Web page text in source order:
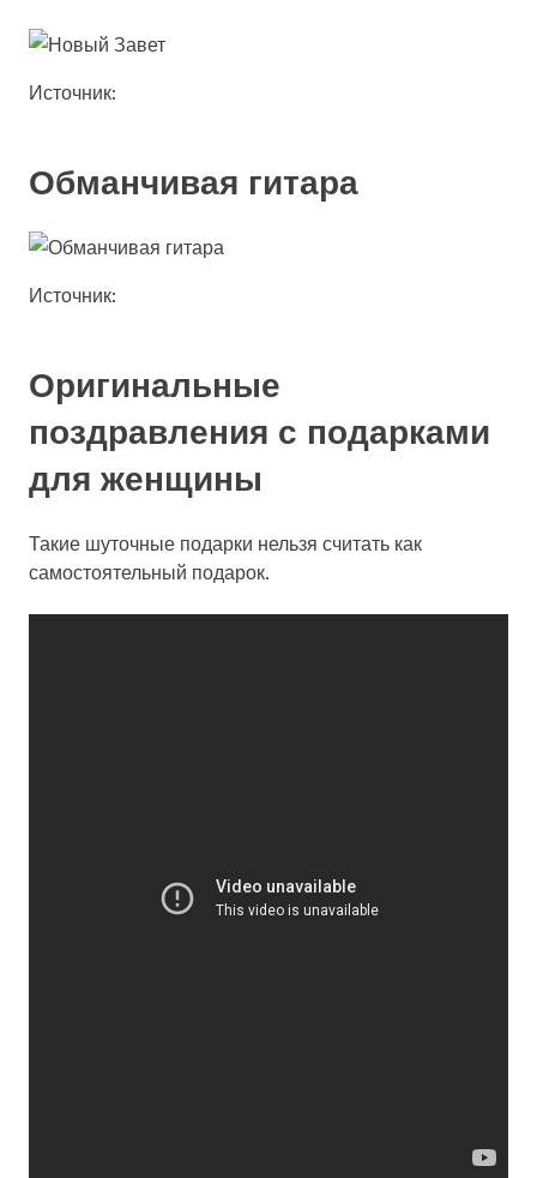
Источник:
Обманчивая гитара
Источник:
Оригинальные
поздравления с подарками
для женщины
Такие шуточные подарки нельзя считать как
самостоятельный подарок.